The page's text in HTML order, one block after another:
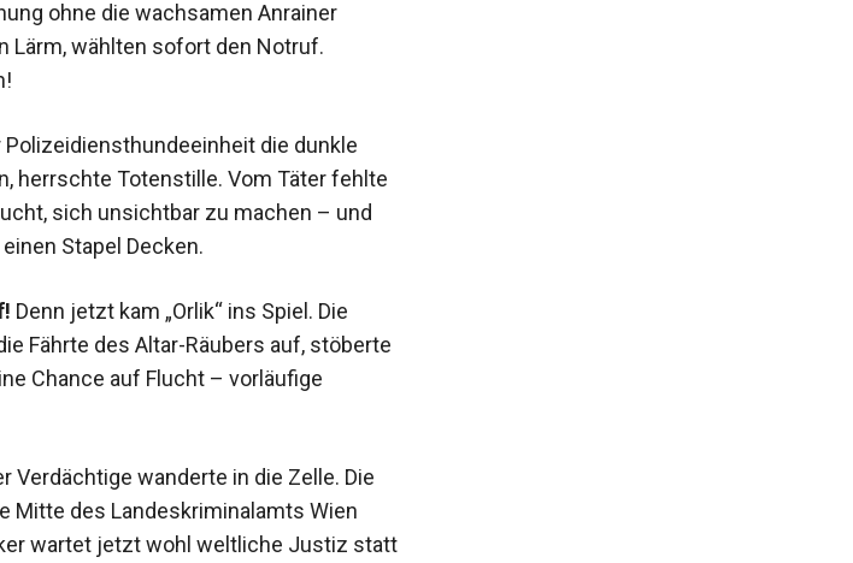
ohne die wachsamen Anrainer
Lärm, wählten sofort den Notruf.
die dunkle
herrschte Totenstille. Vom Täter fehlte
sich unsichtbar zu machen – und
Stapel Decken.
Denn jetzt kam „Orlik“ ins Spiel. Die
Fährte des Altar-Räubers auf, stöberte
Chance auf Flucht – vorläufige
Verdächtige wanderte in die Zelle. Die
Mitte des Landeskriminalamts Wien
wartet jetzt wohl weltliche Justiz statt